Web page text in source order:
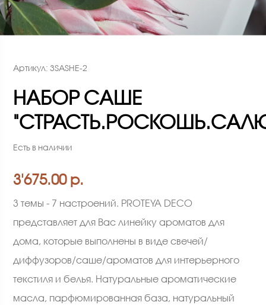
Артикул: 3SASHE-2
НАБОР САШЕ
Есть в наличии
3'675.00 р.
3 темы - 7 настроений. PROTEYA DECO
представляет для Вас линейку ароматов для
дома, которые выполнены в виде свечей/
диффузоров/саше/ароматов для интерьерного
текстиля и белья. Натуральные ароматические
масла, парфюмированная база, натуральный